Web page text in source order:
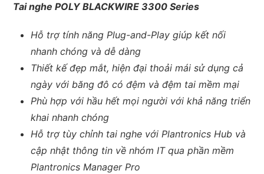
Tai nghe POLY BLACKWIRE 3300 Series
Hỗ trợ tính năng Plug-and-Play giúp kết nối
nhanh chóng và dễ dàng
Thiết kế đẹp mắt, hiện đại thoải mái sử dụng cả
ngày với băng đô có đệm và đệm tai mềm mại
Phù hợp với hầu hết mọi người với khả năng triển
khai nhanh chóng
Hỗ trợ tùy chỉnh tai nghe với Plantronics Hub và
cập nhật thông tin về nhóm IT qua phần mềm
Plantronics Manager Pro